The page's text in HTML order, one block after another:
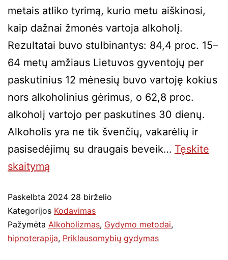
metais atliko tyrimą, kurio metu aiškinosi,
kaip dažnai žmonės vartoja alkoholį.
Rezultatai buvo stulbinantys: 84,4 proc. 15–
64 metų amžiaus Lietuvos gyventojų per
paskutinius 12 mėnesių buvo vartoję kokius
nors alkoholinius gėrimus, o 62,8 proc.
alkoholį vartojo per paskutines 30 dienų.
Alkoholis yra ne tik švenčių, vakarėlių ir
pasisedėjimų su draugais beveik… Tęskite
skaitymą
Paskelbta 2024 28 birželio
Kategorijos Kodavimas
Pažymėta Alkoholizmas, Gydymo metodai,
hipnoterapija, Priklausomybių gydymas